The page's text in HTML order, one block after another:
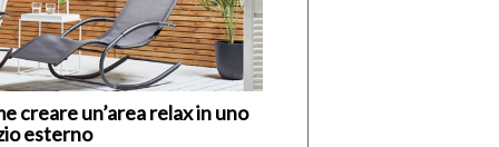
creare un’area relax in uno
esterno
Vespri